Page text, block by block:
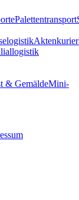
Palettentransport
Aktenkurier
& GemäldeMini-